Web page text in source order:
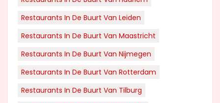
Restaurants In De Buurt Van Leiden
Restaurants In De Buurt Van Maastricht
Restaurants In De Buurt Van Nijmegen
Restaurants In De Buurt Van Rotterdam
Restaurants In De Buurt Van Tilburg